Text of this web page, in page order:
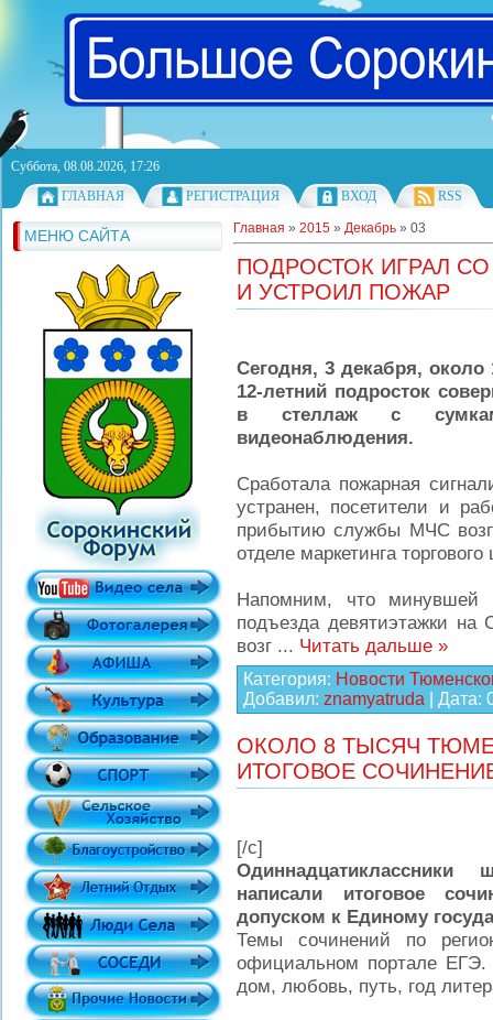
Суббота, 08.08.2026, 17:26
ГЛАВНАЯ
РЕГИСТРАЦИЯ ВХОД RSS
МЕНЮ САЙТА Главная » 2015 » Декабрь » 03
ПОДРОСТОК ИГРАЛ
И УСТРОИЛ ПОЖАР
Сегодня, 3 декабря, около
12-летний подросток
в стеллаж с
видеонаблюдения.
Сработала пожарная
устранен, посетители и
прибытию службы МЧС
отделе маркетинга торгового
Напомним, что минувшей
подъезда девятиэтажки
возг ... Читать дальше »
Категория: Новости
Добавил: znamyatruda | Дата:
ОКОЛО 8 ТЫСЯЧ
ИТОГОВОЕ
[/c]
написали итоговое
допуском к Единому
Темы сочинений по
официальном портале
дом, любовь, путь, год